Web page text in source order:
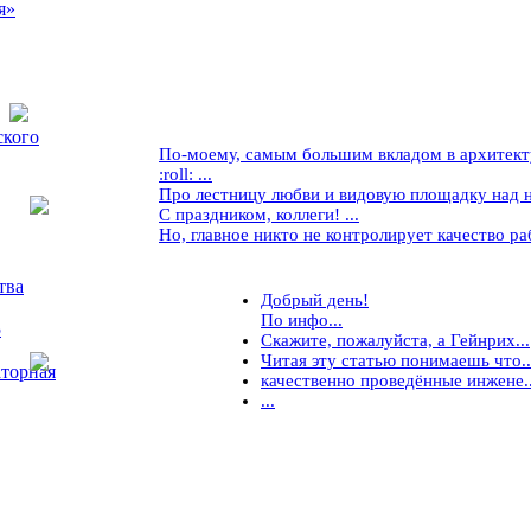
По-моему, самым большим вкладом в
:roll: ...
Про лестницу любви и видовую площадку над
С праздником, коллеги! ...
Но, главное никто не контролирует качество
Добрый день!
По инфо...
Скажите, пожалуйста, а Гейнрих...
Читая эту статью понимаешь
качественно проведённые
...